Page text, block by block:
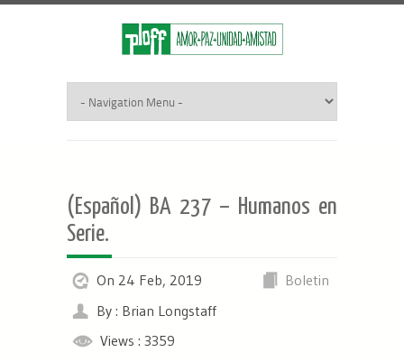
(Español) BA 237 – Humanos en
Serie.
On 24 Feb, 2019
Boletin
By : Brian Longstaff
Views : 3359